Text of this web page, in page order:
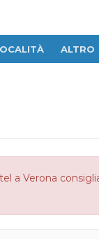
ALTRO
a Verona